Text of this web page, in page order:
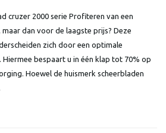
cruzer 2000 serie Profiteren van een
dan voor de laagste prijs? Deze
zich door een optimale
bespaart u in één klap tot 70% op
Hoewel de huismerk scheerbladen